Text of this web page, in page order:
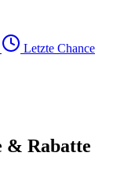
Letzte Chance
& Rabatte